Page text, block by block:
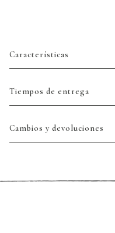
Características
Tiempos de entrega
Cambios y devoluciones